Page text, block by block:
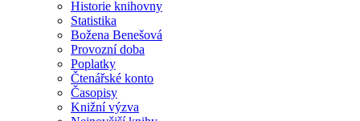
Historie knihovny
Statistika
Božena Benešová
Provozní doba
Poplatky
Čtenářské konto
Časopisy
Knižní výzva